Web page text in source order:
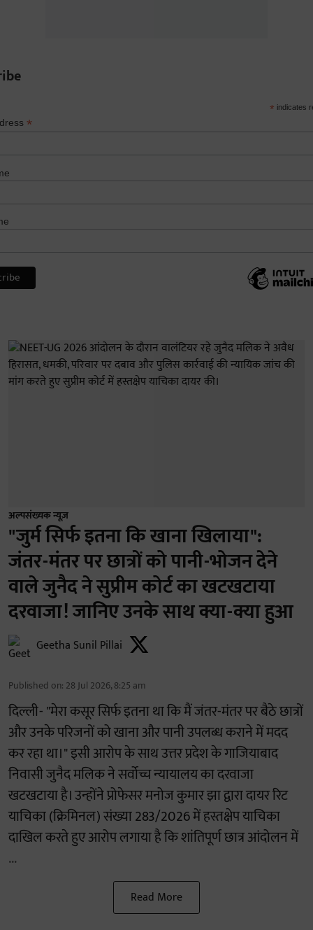
* indicates
*
अल्पसंख्यक न्यूज़
"जुर्म सिर्फ इतना कि खाना खिलाया":
जंतर-मंतर पर छात्रों को पानी-भोजन देने
वाले जुनैद ने सुप्रीम कोर्ट का खटखटाया
दरवाजा! जानिए उनके साथ क्या-क्या हुआ
Geetha Sunil Pillai
Published on: 28 Jul 2026, 8:25 am
दिल्ली- "मेरा कसूर सिर्फ इतना था कि मैं जंतर-मंतर पर बैठे छात्रों
और उनके परिजनों को खाना और पानी उपलब्ध कराने में मदद
कर रहा था।" इसी आरोप के साथ उत्तर प्रदेश के गाजियाबाद
निवासी जुनैद मलिक ने सर्वोच्च न्यायालय का दरवाजा
खटखटाया है। उन्होंने प्रोफेसर मनोज कुमार झा द्वारा दायर रिट
याचिका (क्रिमिनल) संख्या 283/2026 में हस्तक्षेप याचिका
दाखिल करते हुए आरोप लगाया है कि शांतिपूर्ण छात्र आंदोलन में
...
Read More